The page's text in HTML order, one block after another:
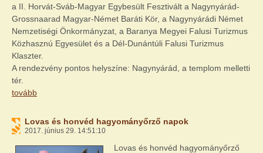
a II. Horvát-Sváb-Magyar Egybesült Fesztivált a Nagynyárád-
Grossnaarad Magyar-Német Baráti Kör, a Nagynyárádi Német
Nemzetiségi Önkormányzat, a Baranya Megyei Falusi Turizmus
Közhasznú Egyesület és a Dél-Dunántúli Falusi Turizmus
Klaszter.
A rendezvény pontos helyszíne: Nagynyárád, a templom melletti
tér.
tovább
Lovas és honvéd hagyományőrző napok
2017. június 29. 14:51:10
Lovas és honvéd hagyományőrző